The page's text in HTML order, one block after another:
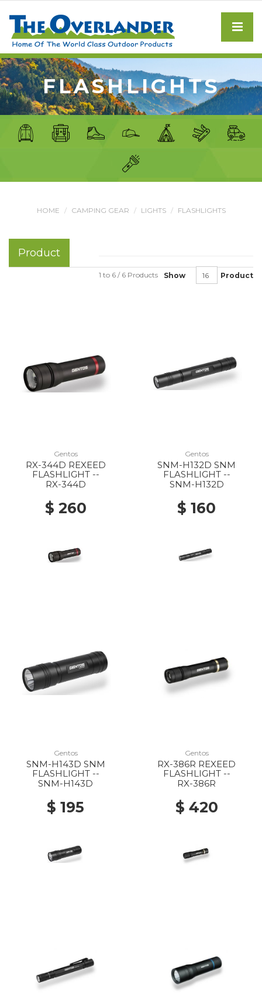
FLASHLIGHTS
HOME CAMPING GEAR LIGHTS FLASHLIGHTS
Product
Show Product
1 to 6 / 6 Products
Gentos
RX-344D REXEED
FLASHLIGHT --
RX-344D
$ 260
Gentos
SNM-H132D SNM
FLASHLIGHT --
SNM-H132D
$ 160
Gentos
SNM-H143D SNM
FLASHLIGHT --
SNM-H143D
$ 195
Gentos
RX-386R REXEED
FLASHLIGHT --
RX-386R
$ 420